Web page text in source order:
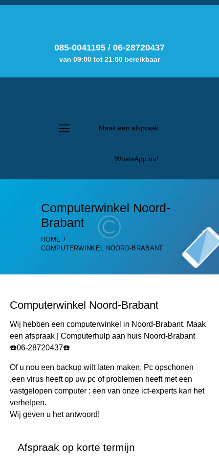
085-0041195 / 06-28720437
van 09:00 tot 21:00 bereikbaar
Maak een afspraak
WhatsApp nu!
Computerwinkel Noord-
Brabant
HOME
COMPUTERWINKEL NOORD-BRABANT
Computerwinkel Noord-Brabant
Wij hebben een computerwinkel in Noord-Brabant. Maak
een afspraak | Computerhulp aan huis Noord-Brabant
☎️06-28720437☎️
Of u nou een backup wilt laten maken, Pc opschonen
,een virus heeft op uw pc of problemen heeft met een
vastgelopen computer : een van onze ict-experts kan het
verhelpen.
Wij geven u het antwoord!
Afspraak op korte termijn